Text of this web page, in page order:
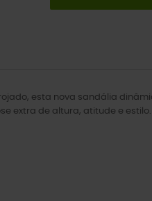
esta nova sandália
extra de altura, atitude e estilo.